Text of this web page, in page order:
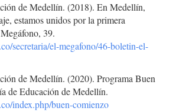
de Medellín. (2018). En Medellín,
estamos unidos por la primera
39.
secretaria/el-megafono/46-boletin-el-
de Medellín. (2020). Programa Buen
de Educación de Medellín.
index.php/buen-comienzo